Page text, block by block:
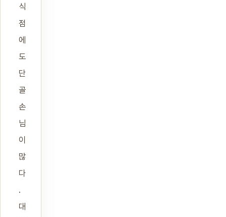
식
점
에
도
단
골
손
님
이
많
다
.
대